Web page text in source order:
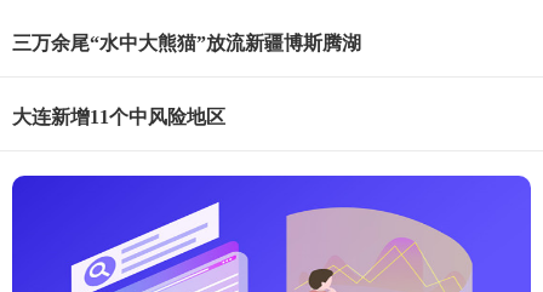
三万余尾“水中大熊猫”放流新疆博斯腾湖
大连新增11个中风险地区